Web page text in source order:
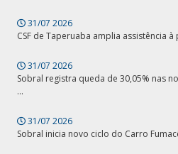
31/07 2026
CSF de Taperuaba amplia assistência
31/07 2026
Sobral registra queda de 30,05% nas
...
31/07 2026
Sobral inicia novo ciclo do Carro